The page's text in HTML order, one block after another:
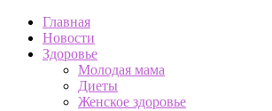
Главная
Новости
Здоровье
Молодая мама
Диеты
Женское здоровье